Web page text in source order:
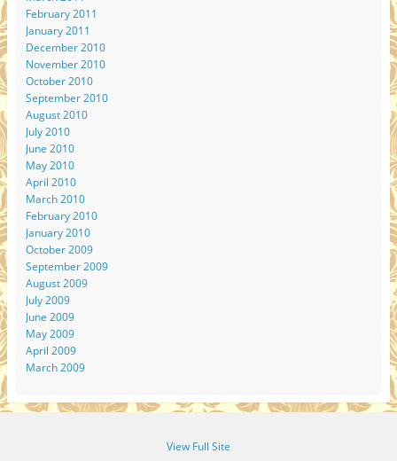
February 2011
January 2011
December 2010
November 2010
October 2010
September 2010
August 2010
July 2010
June 2010
May 2010
April 2010
March 2010
February 2010
January 2010
October 2009
September 2009
August 2009
July 2009
June 2009
May 2009
April 2009
March 2009
View Full Site